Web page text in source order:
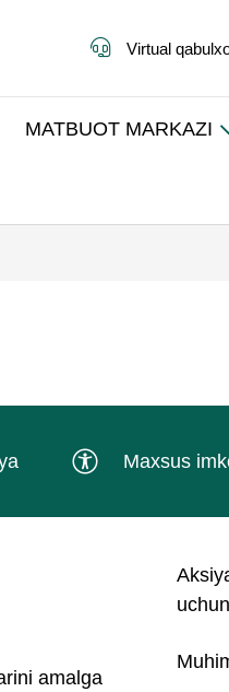
Virtual
MATBUOT MARKAZI
Maxsus
amalga
uchun